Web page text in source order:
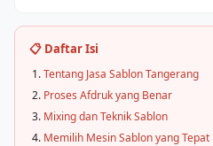
📋 Daftar Isi
Tentang Jasa Sablon Tangerang
Proses Afdruk yang Benar
Mixing dan Teknik Sablon
Memilih Mesin Sablon yang Tepat